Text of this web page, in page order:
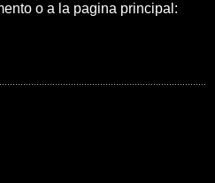
o a la pagina principal: